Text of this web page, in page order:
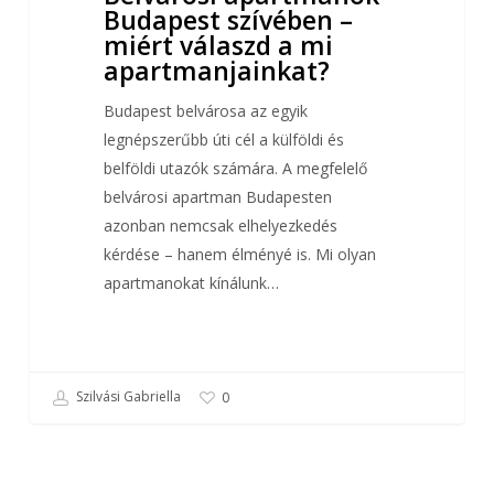
Budapest szívében –
miért válaszd a mi
apartmanjainkat?
Budapest belvárosa az egyik
legnépszerűbb úti cél a külföldi és
belföldi utazók számára. A megfelelő
belvárosi apartman Budapesten
azonban nemcsak elhelyezkedés
kérdése – hanem élményé is. Mi olyan
apartmanokat kínálunk…
Szilvási Gabriella 0